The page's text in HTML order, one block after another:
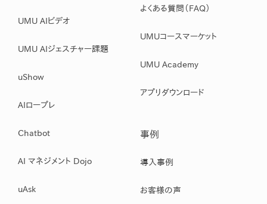
UMU AIビデオ
UMU AIジェスチャー課題
uShow
AIロープレ
Chatbot
AI マネジメント Dojo
uAsk
よくある質問（FAQ）
UMUコースマーケット
UMU Academy
アプリダウンロード
事例
導入事例
お客様の声